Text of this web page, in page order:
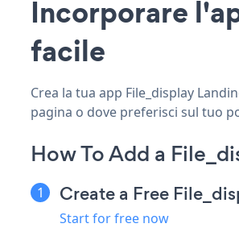
Incorporare
facile
Crea la tua app File_display
pagina o dove preferisci sul tuo
How To Add a
Create a Free
Start for free now